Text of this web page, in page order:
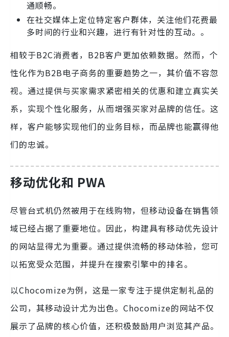
通顺畅。
在社交媒体上定位特定客户群体，关注他们花费最
多时间的行业和兴趣，进行有针对性的互动。。
相较于B2C消费者，B2B客户更加依赖数据。然而，个
性化作为B2B电子商务的重要趋势之一，其价值不容忽
视。通过提供与买家需求紧密相关的优惠和建立真实关
系，实现个性化服务，从而增强买家对品牌的信任。这
样，客户能够实现他们的业务目标，而品牌也能赢得他
们的忠诚。
移动优化和 PWA
尽管台式机仍然被用于在线购物，但移动设备在销售领
域已经占据了重要地位。因此，构建具有移动优先设计
的网站显得尤为重要。通过提供流畅的移动体验，您可
以拓宽受众范围，并提升在搜索引擎中的排名。
以Chocomize为例，这是一家专注于提供定制礼品的
公司，其移动设计尤为出色。Chocomize的网站不仅
展示了品牌的核心价值，还积极鼓励用户浏览其产品。